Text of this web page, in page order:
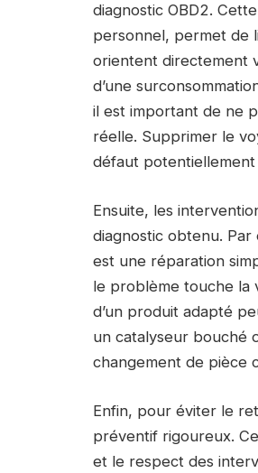
diagnostic OBD2.
personnel, permet de
orientent directement
d’une
il est important de ne
réelle. Supprimer le
défaut potentiellement
Ensuite, les
diagnostic obtenu. Par
est une réparation
le problème touche la
d’un produit adapté
un catalyseur bouché
changement de pièce
Enfin, pour éviter le
préventif rigoureux.
et le respect des